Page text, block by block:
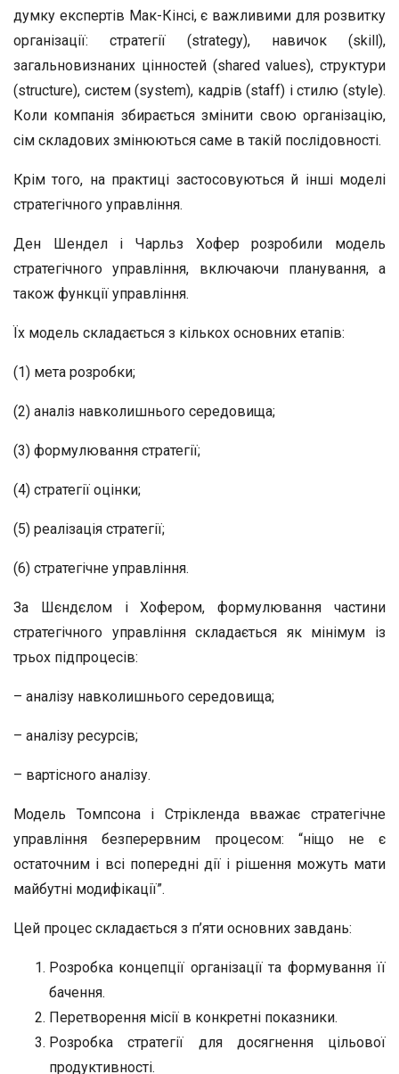
думку експертів Мак-Кінсі, є важливими для розвитку
організації: стратегії (strategy), навичок (skill),
загальновизнаних цінностей (shared values), структури
(structure), систем (system), кадрів (staff) і стилю (style).
Коли компанія збирається змінити свою організацію,
сім складових змінюються саме в такій послідовності.
Крім того, на практиці застосовуються й інші моделі
стратегічного управління.
Ден Шендел і Чарльз Хофер розробили модель
стратегічного управління, включаючи планування, а
також функції управління.
Їх модель складається з кількох основних етапів:
(1) мета розробки;
(2) аналіз навколишнього середовища;
(3) формулювання стратегії;
(4) стратегії оцінки;
(5) реалізація стратегії;
(6) стратегічне управління.
За Шєндєлом і Хофером, формулювання частини
стратегічного управління складається як мінімум із
трьох підпроцесів:
– аналізу навколишнього середовища;
– аналізу ресурсів;
– вартісного аналізу.
Модель Томпсона і Стрікленда вважає стратегічне
управління безперервним процесом: “ніщо не є
остаточним і всі попередні дії і рішення можуть мати
майбутні модифікації”.
Цей процес складається з п’яти основних завдань:
Розробка концепції організації та формування її
бачення.
Перетворення місії в конкретні показники.
Розробка стратегії для досягнення цільової
продуктивності.